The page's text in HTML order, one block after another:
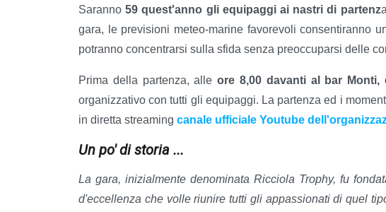
Saranno59 quest'anno gli equipaggi ai nastri di partenz
gara, le previsioni meteo-marine favorevoli consentiranno
potranno concentrarsi sulla sfida senza preoccuparsi delle
Prima della partenza, alleore 8,00 davanti al bar
organizzativo con tutti gli equipaggi. La partenza ed i
in diretta streaming canale ufficiale Youtube
Un po' di storia ...
La gara, inizialmente denominata Ricciola Trophy, fu
d'eccellenza che volle riunire tutti gli appassionati di quel